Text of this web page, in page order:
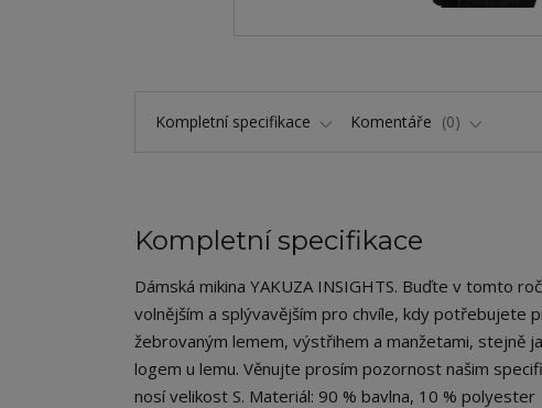
Kompletní specifikace Komentáře 0
Kompletní specifikace
Dámská mikina YAKUZA INSIGHTS. Buďte v tomto
volnějším a splývavějším pro chvíle, kdy potřebujete
žebrovaným lemem, výstřihem a manžetami, stejně
logem u lemu. Věnujte prosím pozornost našim
nosí velikost S. Materiál: 90 % bavlna, 10 %